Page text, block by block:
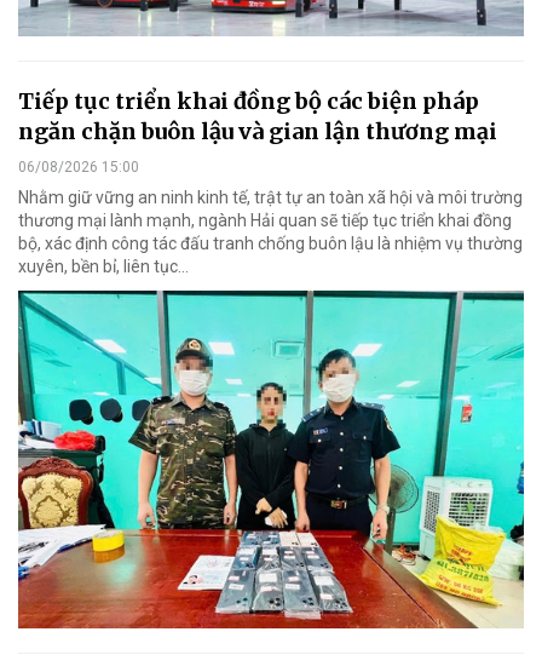
Tiếp tục triển khai đồng bộ các biện pháp
ngăn chặn buôn lậu và gian lận thương mại
06/08/2026 15:00
Nhằm giữ vững an ninh kinh tế, trật tự an toàn xã hội và môi trường
thương mại lành mạnh, ngành Hải quan sẽ tiếp tục triển khai đồng
bộ, xác định công tác đấu tranh chống buôn lậu là nhiệm vụ thường
xuyên, bền bỉ, liên tục…